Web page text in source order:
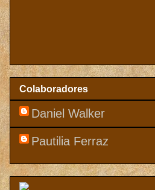
Colaboradores
Daniel Walker
Pautilia Ferraz